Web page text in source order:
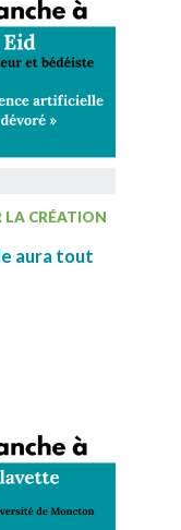
LA CRÉATION
aura tout